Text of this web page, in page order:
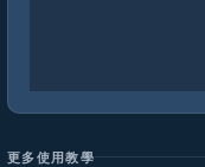
更多使用教學